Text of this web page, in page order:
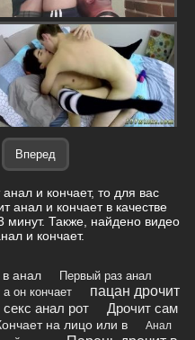
Вперед
и кончает, то для вас
анал и кончает в качестве
минут. Также, найдено видео
и кончает.
анал Первый раз анал
а он кончает
пацан дрочит
секс анал рот
Дрочит сам
на лицо или в
Анал